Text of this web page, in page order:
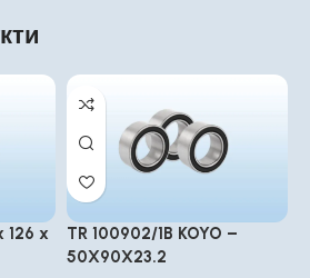
126 x
TR 100902/1B KOYO –
50X90X23.2